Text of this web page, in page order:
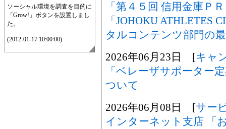
ソーシャル環境を調査を目的に
「Grow!」ボタンを設置しまし
た。
(2012-01-17 10:00:00)
「第４５回 信用金庫Ｐ
「JOHOKU ATHLETES
タルコンテンツ部門の
2026年06月23日 [キャ
「ベレーザサポーター
ついて
2026年06月08日 [サー
インターネット支店 「